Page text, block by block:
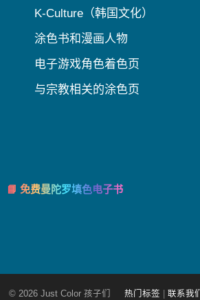
K-Culture（韩国文化）
涂色书和漫画人物
电子游戏角色着色页
与宗教相关的涂色页
📘 免费曼陀罗填色电子书
© 2026 Just Color 孩子们 热门标签 联系我们